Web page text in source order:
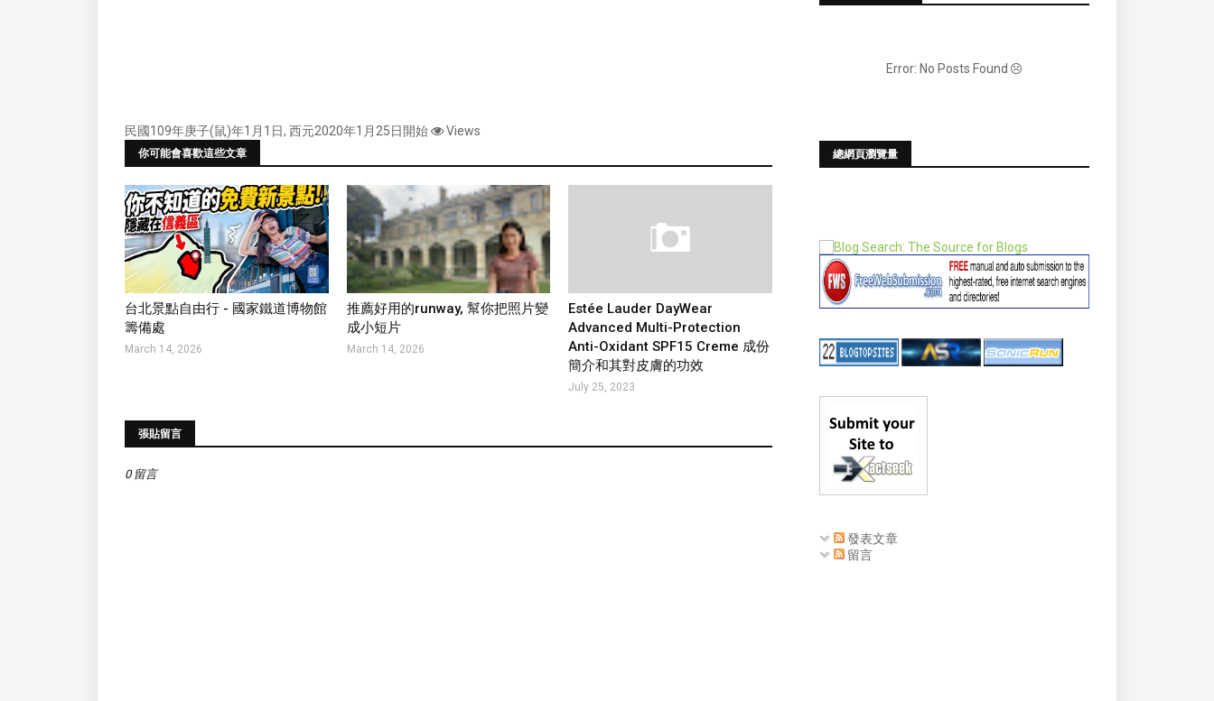
民國109年庚子(鼠)年1月1日, 西元2020年1月25日開始 Views
你可能會喜歡這些文章
台北景點自由行 - 國家鐵道博物館
籌備處
March 14, 2026
推薦好用的runway, 幫你把照片變
成小短片
March 14, 2026
Estée Lauder DayWear
Advanced Multi-Protection
Anti-Oxidant SPF15 Creme 成份
簡介和其對皮膚的功效
July 25, 2023
張貼留言
0 留言
Error: No Posts Found
總網頁瀏覽量
發表文章
留言